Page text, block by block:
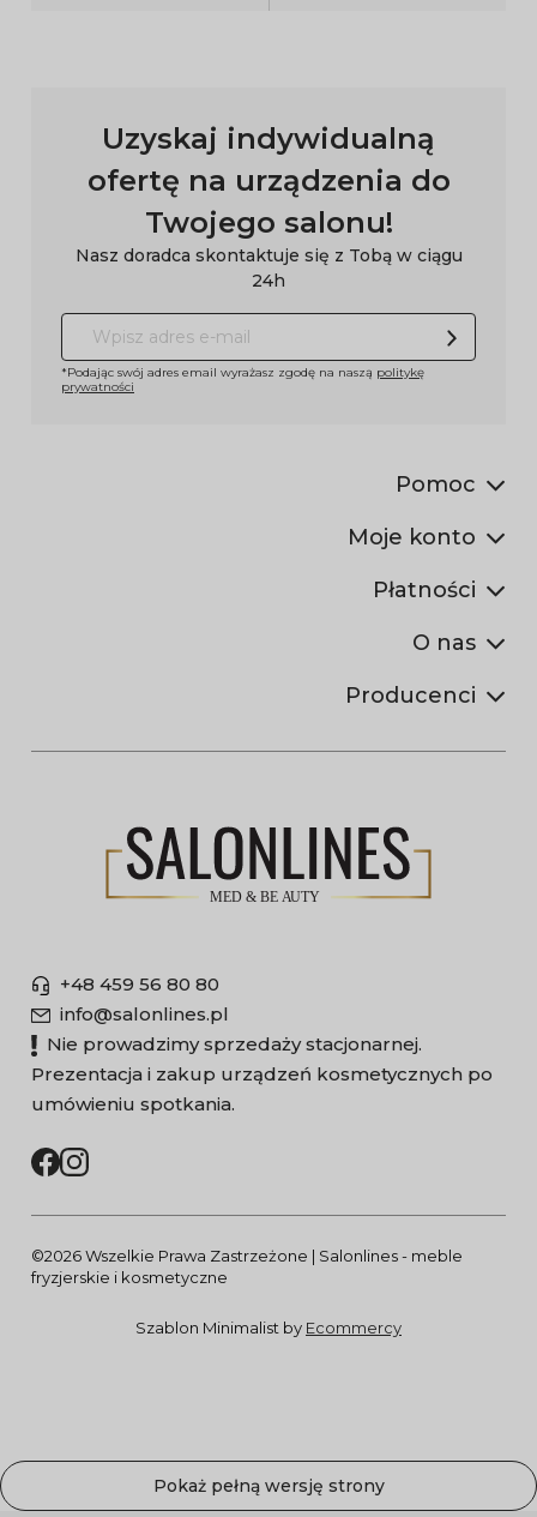
Uzyskaj indywidualną
ofertę na urządzenia do
Twojego salonu!
Nasz doradca skontaktuje się z Tobą w ciągu
24h
*Podając swój adres email wyrażasz zgodę na naszą politykę
prywatności
Pomoc
Moje konto
Płatności
O nas
Producenci
+48 459 56 80 80
info@salonlines.pl
Nie prowadzimy sprzedaży stacjonarnej.
Prezentacja i zakup urządzeń kosmetycznych po
umówieniu spotkania.
©2026 Wszelkie Prawa Zastrzeżone | Salonlines - meble
fryzjerskie i kosmetyczne
Szablon Minimalist by Ecommercy
Pokaż pełną wersję strony